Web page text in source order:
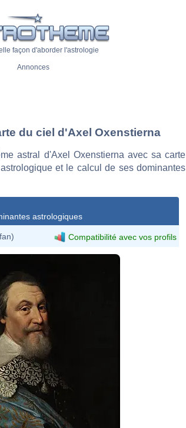
façon d'aborder l'astrologie
Annonces
du ciel d'Axel Oxenstierna
astral d'Axel Oxenstierna avec sa carte
et le calcul de ses dominantes
astrologiques
Compatibilité avec vos profils